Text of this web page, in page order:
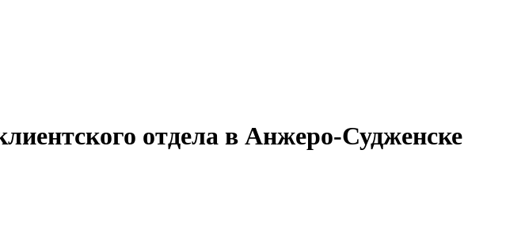
отдела в Анжеро-Судженске